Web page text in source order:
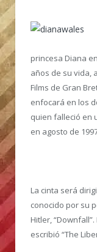
princesa Diana
años de su vida,
Films de Gran
enfocará en los
quien falleció en
en agosto de
La cinta será
conocido por su
Hitler,
escribió “The